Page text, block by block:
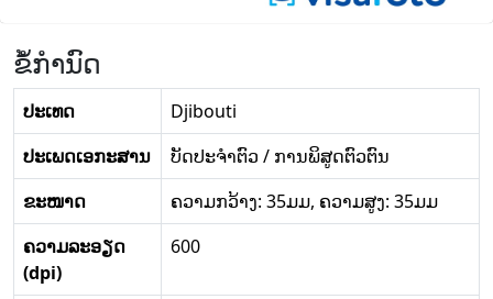
ຂໍ້ກໍານົດ
ປະເທດ
Djibouti
ປະເພດເອກະສານ
ບັດປະຈໍາຕົວ / ການພິສູດຕົວຕົນ
ຂະໜາດ
ຄວາມກວ້າງ: 35ມມ, ຄວາມສູງ: 35ມມ
ຄວາມລະອຽດ
(dpi)
600